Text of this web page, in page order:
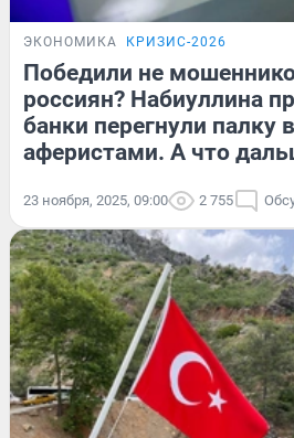
ЭКОНОМИКА КРИЗИС-2026
Победили не
россиян? Набиуллина
банки перегнули палку
аферистами. А что
23 ноября, 2025, 09:00 2 755